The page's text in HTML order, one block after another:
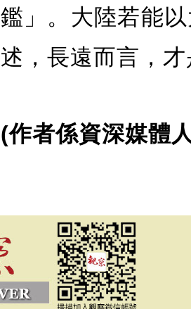
鑑」。大陸若能
述，長遠而言，
(作者係資深媒體